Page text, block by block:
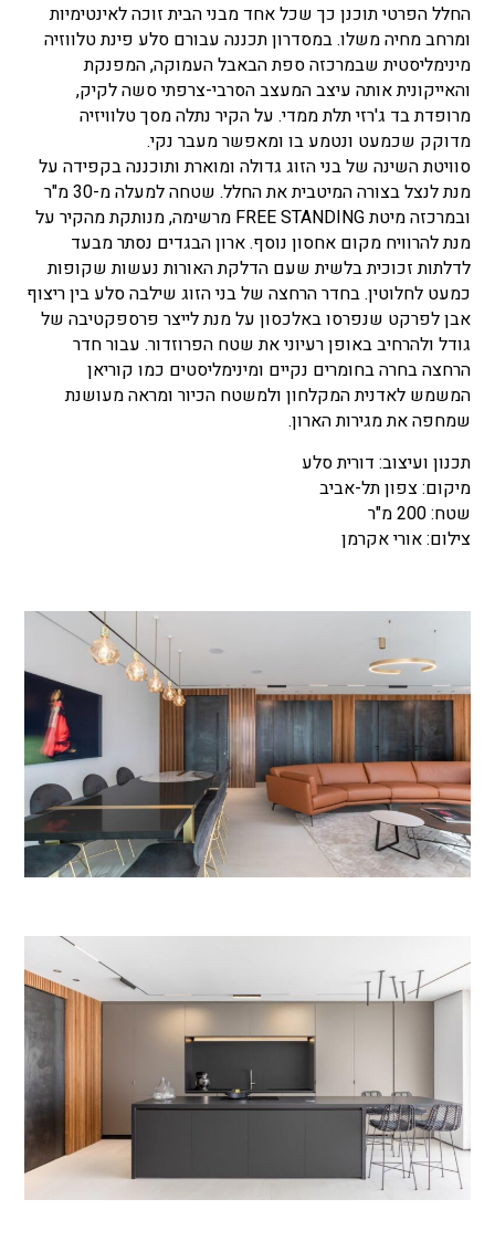
החלל הפרטי תוכנן כך שכל אחד מבני הבית זוכה לאינטימיות
ומרחב מחיה משלו. במסדרון תכננה עבורם סלע פינת טלווזיה
מינימליסטית שבמרכזה ספת הבאבל העמוקה, המפנקת
והאייקונית אותה עיצב המעצב הסרבי-צרפתי סשה לקיק,
מרופדת בד ג'רזי תלת ממדי. על הקיר נתלה מסך טלוויזיה
מדוקק שכמעט ונטמע בו ומאפשר מעבר נקי.
סוויטת השינה של בני הזוג גדולה ומוארת ותוכננה בקפידה על
מנת לנצל בצורה המיטבית את החלל. שטחה למעלה מ-30 מ"ר
ובמרכזה מיטת FREE STANDING מרשימה, מנותקת מהקיר על
מנת להרוויח מקום אחסון נוסף. ארון הבגדים נסתר מבעד
לדלתות זכוכית בלשית שעם הדלקת האורות נעשות שקופות
כמעט לחלוטין. בחדר הרחצה של בני הזוג שילבה סלע בין ריצוף
אבן לפרקט שנפרסו באלכסון על מנת לייצר פרספקטיבה של
גודל ולהרחיב באופן רעיוני את שטח הפרוזדור. עבור חדר
הרחצה בחרה בחומרים נקיים ומינימליסטים כמו קוריאן
המשמש לאדנית המקלחון ולמשטח הכיור ומראה מעושנת
שמחפה את מגירות הארון.
תכנון ועיצוב: דורית סלע
מיקום: צפון תל-אביב
שטח: 200 מ"ר
צילום: אורי אקרמן